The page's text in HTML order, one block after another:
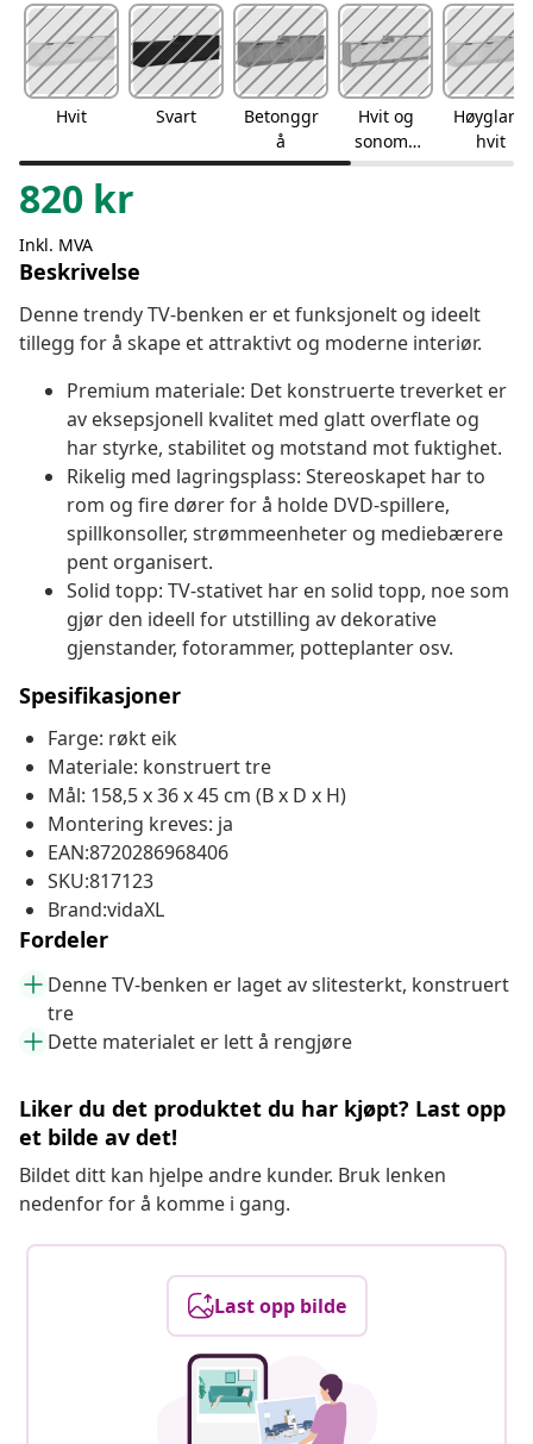
Hvit Svart
Betonggr
å
Hvit og
sonoma
eik
Høyglans
hvit
820 kr
Inkl. MVA
Beskrivelse
Denne trendy TV-benken er et funksjonelt og ideelt
tillegg for å skape et attraktivt og moderne interiør.
Premium materiale: Det konstruerte treverket er
av eksepsjonell kvalitet med glatt overflate og
har styrke, stabilitet og motstand mot fuktighet.
Rikelig med lagringsplass: Stereoskapet har to
rom og fire dører for å holde DVD-spillere,
spillkonsoller, strømmeenheter og mediebærere
pent organisert.
Solid topp: TV-stativet har en solid topp, noe som
gjør den ideell for utstilling av dekorative
gjenstander, fotorammer, potteplanter osv.
Spesifikasjoner
Farge: røkt eik
Materiale: konstruert tre
Mål: 158,5 x 36 x 45 cm (B x D x H)
Montering kreves: ja
EAN:8720286968406
SKU:817123
Brand:vidaXL
Fordeler
Denne TV-benken er laget av slitesterkt, konstruert
tre
Dette materialet er lett å rengjøre
Liker du det produktet du har kjøpt? Last opp
et bilde av det!
Bildet ditt kan hjelpe andre kunder. Bruk lenken
nedenfor for å komme i gang.
Last opp bilde